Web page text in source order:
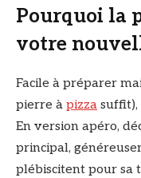
Pourquoi la
votre
Facile à préparer
pierre à pizza suffit),
En version apéro,
principal,
plébiscitent pour sa